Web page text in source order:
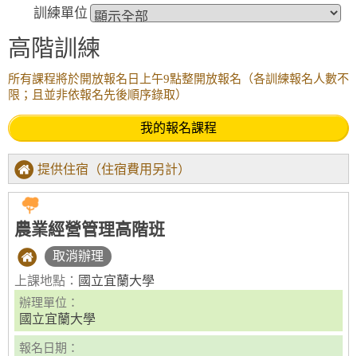
訓練單位
高階訓練
所有課程將於開放報名日上午9點整開放報名（各訓練報名人數不
限；且並非依報名先後順序錄取）
我的報名課程
提供住宿（住宿費用另計）
農業經營管理高階班
取消辦理
上課地點： 國立宜蘭大學
辦理單位：
國立宜蘭大學
報名日期：